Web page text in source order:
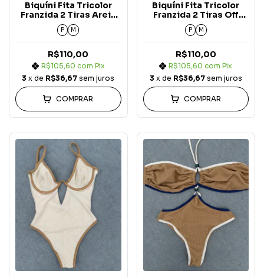
Biquíni Fita Tricolor
Franzida 2 Tiras Areia
c/ Off White e Azul
Marinho Carmel Blue
P M
R$110,00
R$105,60 com Pix
3 x de R$36,67 sem juros
COMPRAR
Biquíni Fita Tricolor
Franzida 2 Tiras Off
White c/ Azul Marinho e
Areia Carmel Blue
P M
R$110,00
R$105,60com Pix
3 x de R$36,67 sem juros
COMPRAR